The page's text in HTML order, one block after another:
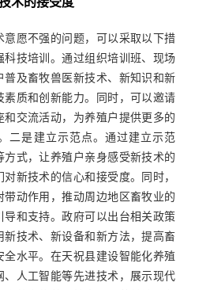
术的接受度
意愿不强的问题，可以采取以下措
科技培训。通过组织培训班、现场
普及畜牧兽医新技术、新知识和新
素质和创新能力。同时，可以邀请
和交流活动，为养殖户提供更多的
二是建立示范点。通过建立示范
方式，让养殖户亲身感受新技术的
新技术的信心和接受度。同时，
带动作用，推动周边地区畜牧业的
导和支持。政府可以出台相关政策
新技术、新设备和新方法，提高畜
全水平。在天祝县建设智能化养殖
、人工智能等先进技术，展示现代